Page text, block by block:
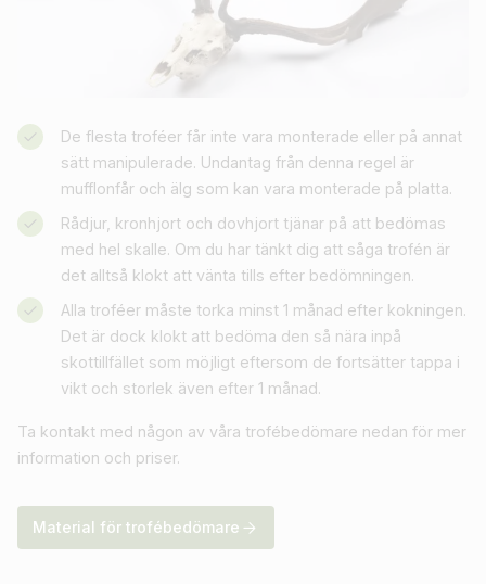
De flesta troféer får inte vara monterade eller på annat
sätt manipulerade. Undantag från denna regel är
mufflonfår och älg som kan vara monterade på platta.
Rådjur, kronhjort och dovhjort tjänar på att bedömas
med hel skalle. Om du har tänkt dig att såga trofén är
det alltså klokt att vänta tills efter bedömningen.
Alla troféer måste torka minst 1 månad efter kokningen.
Det är dock klokt att bedöma den så nära inpå
skottillfället som möjligt eftersom de fortsätter tappa i
vikt och storlek även efter 1 månad.
Ta kontakt med någon av våra trofébedömare nedan för mer
information och priser.
Material för trofébedömare